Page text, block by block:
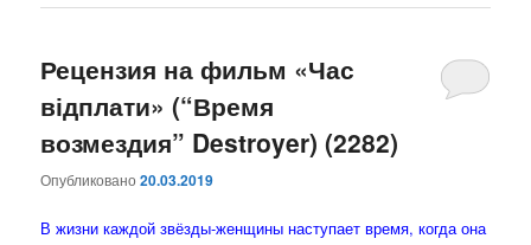
Рецензия на фильм «Час
відплати» (“Время
возмездия” Destroyer) (2282)
Опубликовано20.03.2019
В жизни каждой звёзды-женщины наступает время, когда она